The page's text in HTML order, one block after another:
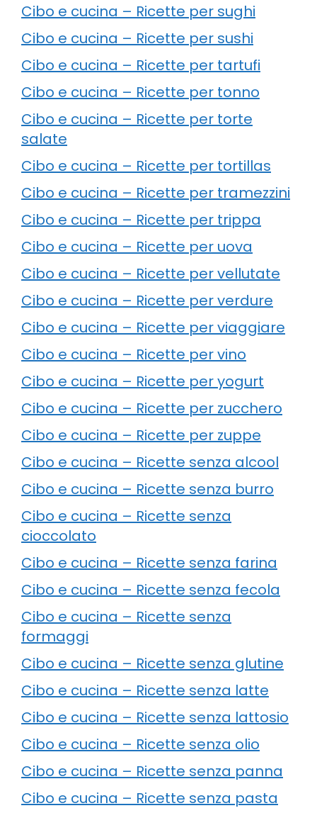
Cibo e cucina – Ricette per sughi
Cibo e cucina – Ricette per sushi
Cibo e cucina – Ricette per tartufi
Cibo e cucina – Ricette per tonno
Cibo e cucina – Ricette per torte
salate
Cibo e cucina – Ricette per tortillas
Cibo e cucina – Ricette per tramezzini
Cibo e cucina – Ricette per trippa
Cibo e cucina – Ricette per uova
Cibo e cucina – Ricette per vellutate
Cibo e cucina – Ricette per verdure
Cibo e cucina – Ricette per viaggiare
Cibo e cucina – Ricette per vino
Cibo e cucina – Ricette per yogurt
Cibo e cucina – Ricette per zucchero
Cibo e cucina – Ricette per zuppe
Cibo e cucina – Ricette senza alcool
Cibo e cucina – Ricette senza burro
Cibo e cucina – Ricette senza
cioccolato
Cibo e cucina – Ricette senza farina
Cibo e cucina – Ricette senza fecola
Cibo e cucina – Ricette senza
formaggi
Cibo e cucina – Ricette senza glutine
Cibo e cucina – Ricette senza latte
Cibo e cucina – Ricette senza lattosio
Cibo e cucina – Ricette senza olio
Cibo e cucina – Ricette senza panna
Cibo e cucina – Ricette senza pasta